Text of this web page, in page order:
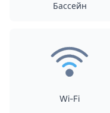
Бассейн
Wi-Fi